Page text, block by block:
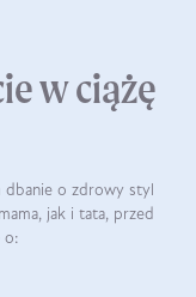
w ciążę
dbanie o zdrowy styl
jak i tata, przed
o: